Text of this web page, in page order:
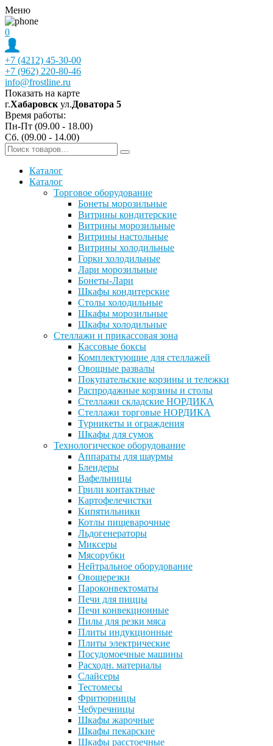
Меню
0
+7 (4212) 45-30-00
+7 (962) 220-80-46
info@frostline.ru
Показать на карте
г.Хабаровск ул.Доватора 5
Время работы:
Пн-Пт (09.00 - 18.00)
Сб. (09.00 - 14.00)
Каталог
Каталог
Торговое оборудование
Бонеты морозильные
Витрины кондитерские
Витрины морозильные
Витрины настольные
Витрины холодильные
Горки холодильные
Лари морозильные
Бонеты-Лари
Шкафы кондитерские
Столы холодильные
Шкафы морозильные
Шкафы холодильные
Стеллажи и прикассовая зона
Кассовые боксы
Комплектующие для стеллажей
Овощные развалы
Покупательские корзины и тележки
Распродажные корзины и столы
Стеллажи складские НОРДИКА
Стеллажи торговые НОРДИКА
Турникеты и ограждения
Шкафы для сумок
Технологическое оборудование
Аппараты для шаурмы
Блендеры
Вафельницы
Грили контактные
Картофелечистки
Кипятильники
Котлы пищеварочные
Льдогенераторы
Миксеры
Мясорубки
Нейтральное оборудование
Овощерезки
Пароконвектоматы
Печи для пиццы
Печи конвекционные
Пилы для резки мяса
Плиты индукционные
Плиты электрические
Посудомоечные машины
Расходн. материалы
Слайсеры
Тестомесы
Фритюрницы
Чебуречницы
Шкафы жарочные
Шкафы пекарские
Шкафы расстоечные